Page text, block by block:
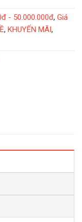
- 50.000.000đ, Giá
, KHUYẾN MÃI,